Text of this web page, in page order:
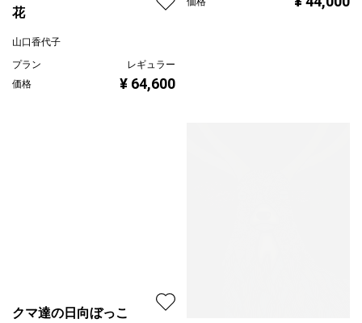
花
山口香代子
プラン
レギュラー
価格
¥ 64,600
クマ達の日向ぼっこ